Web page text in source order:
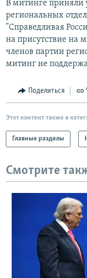
В митинге приняли
региональных
"Справедливая
на присутствие на
членов партии
митинг не
Поделиться
Этот контент также в
Главные разделы
Смотрите